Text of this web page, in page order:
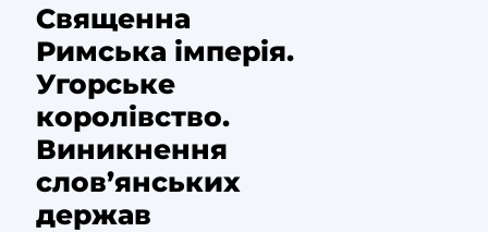
Священна
Римська імперія.
Угорське
королівство.
Виникнення
слов’янських
держав